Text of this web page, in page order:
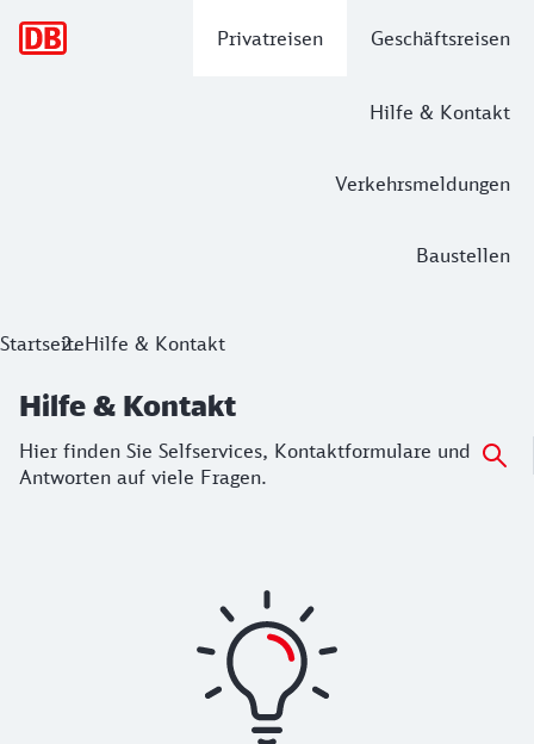
Privatreisen Geschäftsreisen
Hilfe & Kontakt
Verkehrsmeldungen
Baustellen
Hilfe & Kontakt
StartseiteHilfe & Kontakt
Hilfe & Kontakt
Hier finden Sie Selfservices, Kontaktformulare und
Antworten auf viele Fragen.